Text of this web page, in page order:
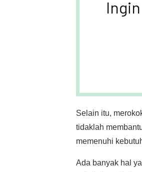
Selain itu,
tidaklah
memenuhi
Ada banyak hal